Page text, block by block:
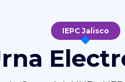
IEPC Jalisco